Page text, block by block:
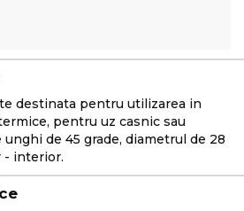
destinata pentru utilizarea in
pentru uz casnic sau
de 45 grade, diametrul de 28
interior.